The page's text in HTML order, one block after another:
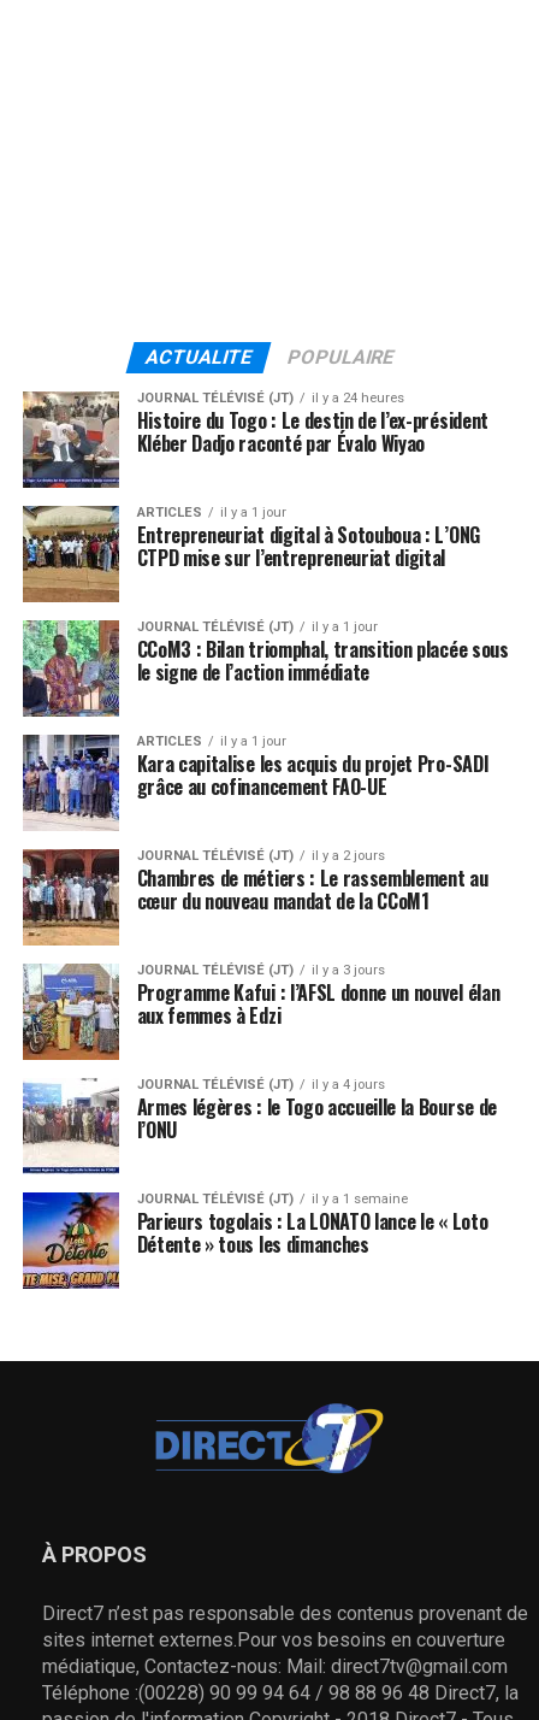
ACTUALITE POPULAIRE
JOURNAL TÉLÉVISÉ (JT) il y a 24 heures
Histoire du Togo : Le destin de l’ex-président
Kléber Dadjo raconté par Évalo Wiyao
ARTICLES il y a 1 jour
Entrepreneuriat digital à Sotouboua : L’ONG
CTPD mise sur l’entrepreneuriat digital
JOURNAL TÉLÉVISÉ (JT) il y a 1 jour
CCoM3 : Bilan triomphal, transition placée sous
le signe de l’action immédiate
ARTICLES il y a 1 jour
Kara capitalise les acquis du projet Pro-SADI
grâce au cofinancement FAO-UE
JOURNAL TÉLÉVISÉ (JT) il y a 2 jours
Chambres de métiers : Le rassemblement au
cœur du nouveau mandat de la CCoM1
JOURNAL TÉLÉVISÉ (JT) il y a 3 jours
Programme Kafui : l’AFSL donne un nouvel élan
aux femmes à Edzi
JOURNAL TÉLÉVISÉ (JT) il y a 4 jours
Armes légères : le Togo accueille la Bourse de
l’ONU
JOURNAL TÉLÉVISÉ (JT) il y a 1 semaine
Parieurs togolais : La LONATO lance le « Loto
Détente » tous les dimanches
À PROPOS
Direct7 n’est pas responsable des contenus provenant de
sites internet externes.Pour vos besoins en couverture
médiatique, Contactez-nous: Mail: direct7tv@gmail.com
Téléphone :(00228) 90 99 94 64 / 98 88 96 48 Direct7, la